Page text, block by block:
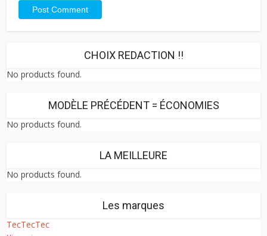
CHOIX REDACTION !!
No products found.
MODÈLE PRÉCÉDENT = ÉCONOMIES
No products found.
LA MEILLEURE
No products found.
Les marques
TecTecTec